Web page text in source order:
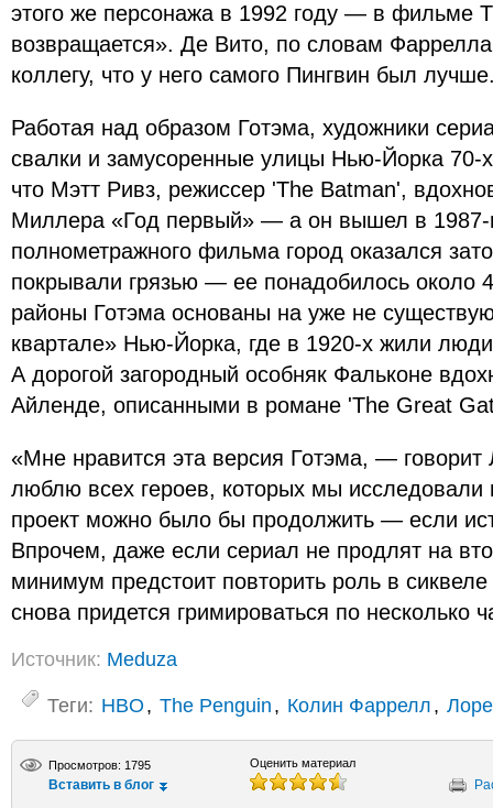
этого же персонажа в 1992 году — в фильме
возвращается». Де Вито, по словам
коллегу, что у него самого Пингвин был
Работая над образом Готэма, художники
свалки и замусоренные улицы Нью-Йорка 70-
что Мэтт Ривз, режиссер 'The Batman',
Миллера «Год первый» — а он вышел в 1987-
полнометражного фильма город оказался
покрывали грязью — ее понадобилось около
районы Готэма основаны на уже не
квартале» Нью-Йорка, где в 1920-х жили
А дорогой загородный особняк Фальконе
Айленде, описанными в романе 'The Great
«Мне нравится эта версия Готэма, —
люблю всех героев, которых мы
проект можно было бы продолжить — если
Впрочем, даже если сериал не продлят на
минимум предстоит повторить роль в
снова придется гримироваться по несколько
Источник: Meduza
Теги: HBO, The Penguin, Колин Фаррелл,
Просмотров: 1795
Вставить в блог
Оценить материал